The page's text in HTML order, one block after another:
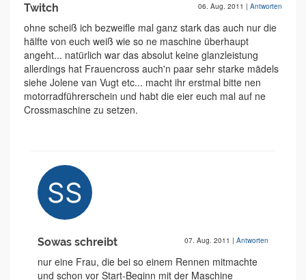
Twitch 06. Aug. 2011 | Antworten
ohne scheiß ich bezweifle mal ganz stark das auch nur die
hälfte von euch weiß wie so ne maschine überhaupt
angeht... natürlich war das absolut keine glanzleistung
allerdings hat Frauencross auch'n paar sehr starke mädels
siehe Jolene van Vugt etc... macht ihr erstmal bitte nen
motorradführerschein und habt die eier euch mal auf ne
Crossmaschine zu setzen.
Sowas schreibt 07. Aug. 2011 | Antworten
nur eine Frau, die bei so einem Rennen mitmachte
und schon vor Start-Beginn mit der Maschine